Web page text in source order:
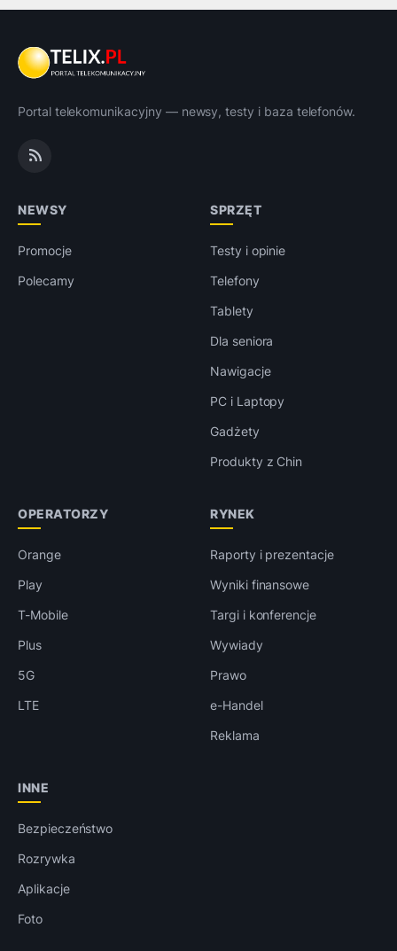
Portal telekomunikacyjny — newsy, testy i baza telefonów.
NEWSY
Promocje
Polecamy
SPRZĘT
Testy i opinie
Telefony
Tablety
Dla seniora
Nawigacje
PC i Laptopy
Gadżety
Produkty z Chin
OPERATORZY
Orange
Play
T-Mobile
Plus
5G
LTE
RYNEK
Raporty i prezentacje
Wyniki finansowe
Targi i konferencje
Wywiady
Prawo
e-Handel
Reklama
INNE
Bezpieczeństwo
Rozrywka
Aplikacje
Foto